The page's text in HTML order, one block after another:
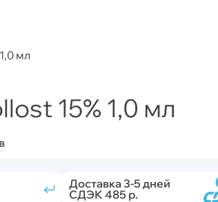
мл
15% 1,0 мл
Доставка 3-5 дней
СДЭК 485 р.